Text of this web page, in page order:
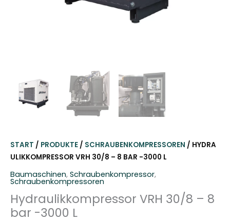
START / PRODUKTE / SCHRAUBENKOMPRESSOREN / HYDRA
ULIKKOMPRESSOR VRH 30/8 – 8 BAR -3000 L
Baumaschinen, Schraubenkompressor,
Schraubenkompressoren
Hydraulikkompressor VRH 30/8 – 8
bar -3000 L